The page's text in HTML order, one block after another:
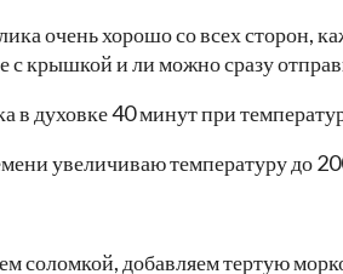
очень хорошо со всех сторон,
с крышкой и ли можно сразу
в духовке 40 минут при
увеличиваю температуру до
соломкой, добавляем тертую